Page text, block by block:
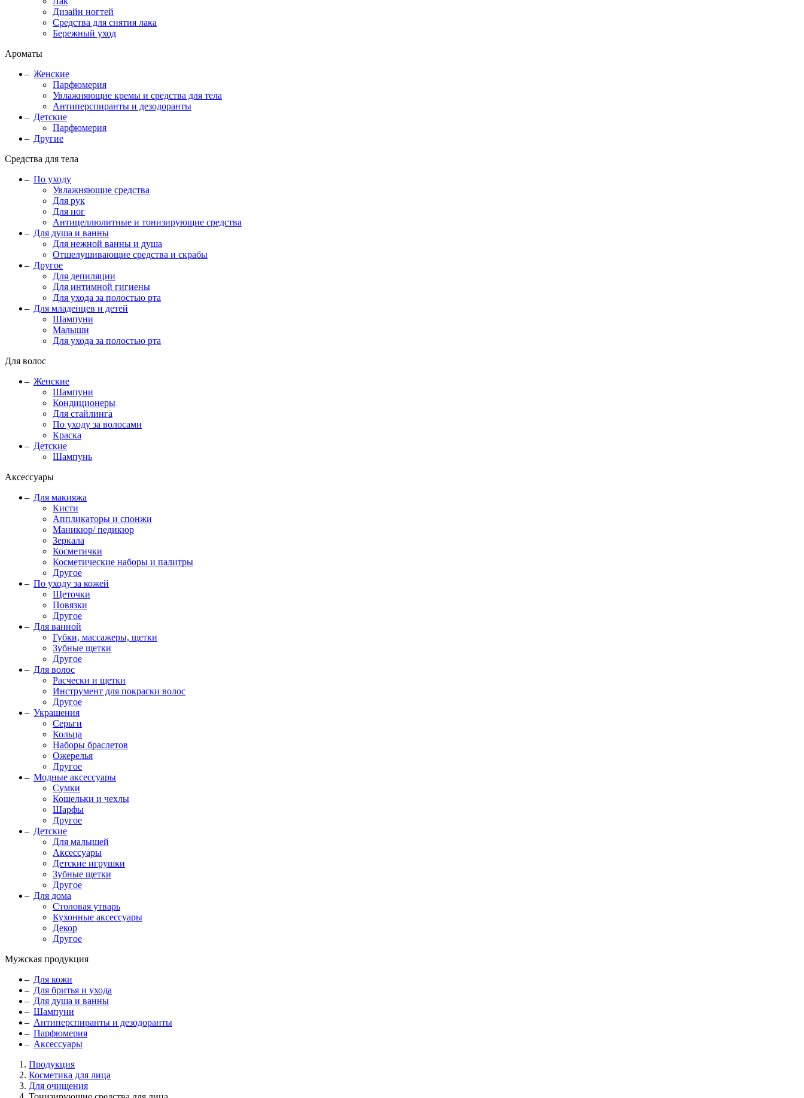
Дизайн ногтей
Средства для снятия лака
Бережный уход
Ароматы
Женские
Парфюмерия
Увлажняющие кремы и средства для тела
Антиперспиранты и дезодоранты
Детские
Парфюмерия
Другие
Средства для тела
По уходу
Увлажняющие средства
Для рук
Для ног
Антицеллюлитные и тонизирующие средства
Для душа и ванны
Для нежной ванны и душа
Отшелушивающие средства и скрабы
Другое
Для депиляции
Для интимной гигиены
Для ухода за полостью рта
Для младенцев и детей
Шампуни
Малыши
Для ухода за полостью рта
Для волос
Женские
Шампуни
Кондиционеры
Для стайлинга
По уходу за волосами
Краска
Детские
Шампунь
Аксессуары
Для макияжа
Кисти
Аппликаторы и спонжи
Маникюр/ педикюр
Зеркала
Косметички
Косметические наборы и палитры
Другое
По уходу за кожей
Щеточки
Повязки
Другое
Для ванной
Губки, массажеры, щетки
Зубные щетки
Другое
Для волос
Расчески и щетки
Инструмент для покраски волос
Другое
Украшения
Серьги
Кольца
Наборы браслетов
Ожерелья
Другое
Модные аксессуары
Сумки
Кошельки и чехлы
Шарфы
Другое
Детские
Для малышей
Аксессуары
Детские игрушки
Зубные щетки
Другое
Для дома
Столовая утварь
Кухонные аксессуары
Декор
Другое
Мужская продукция
Для кожи
Для бритья и ухода
Для душа и ванны
Шампуни
Антиперспиранты и дезодоранты
Парфюмерия
Аксессуары
Продукция
Косметика для лица
Для очищения